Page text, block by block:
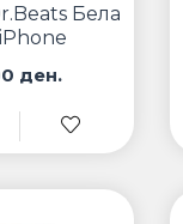
Бела
ден.